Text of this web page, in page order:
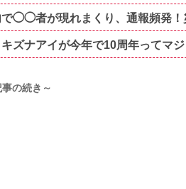
で◯◯者が現れまくり、通報頻発
キズナアイが今年で10周年ってマ
の続き～